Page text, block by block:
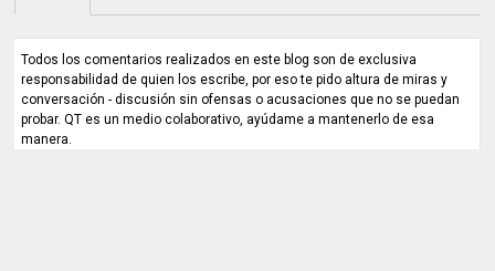
Todos los comentarios realizados en este blog son de exclusiva
responsabilidad de quien los escribe, por eso te pido altura de miras y
conversación - discusión sin ofensas o acusaciones que no se puedan
probar. QT es un medio colaborativo, ayúdame a mantenerlo de esa
manera.